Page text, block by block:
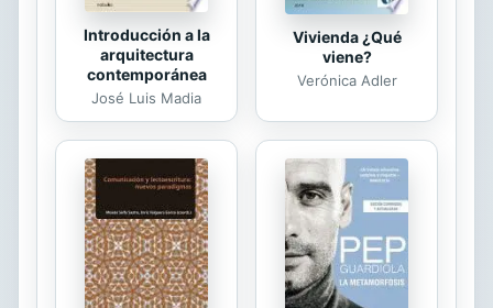
Introducción a la
arquitectura
contemporánea
José Luis Madia
Vivienda ¿Qué
viene?
Verónica Adler